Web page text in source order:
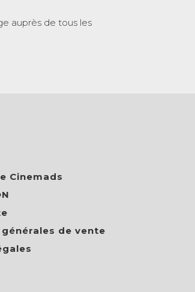
auprès de tous les
Cinemads
de vente